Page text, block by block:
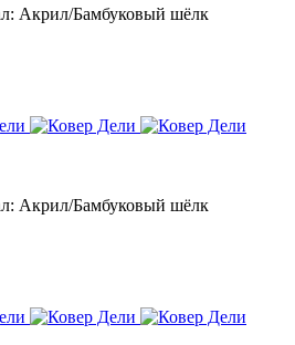
Акрил/Бамбуковый шёлк
Акрил/Бамбуковый шёлк